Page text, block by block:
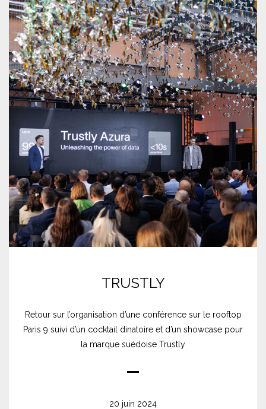
TRUSTLY
Retour sur l’organisation d’une conférence sur le rooftop
Paris 9 suivi d’un cocktail dinatoire et d’un showcase pour
la marque suédoise Trustly
20 juin 2024